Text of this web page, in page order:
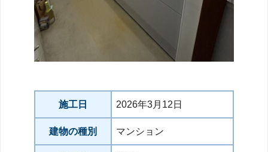
施工日 2026年3月12日
建物の種別 マンション